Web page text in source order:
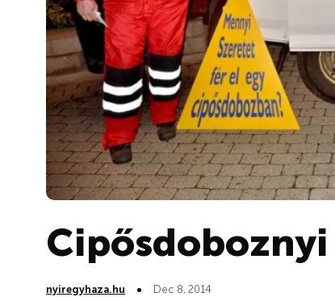
nyiregyhaza.hu Dec 8, 2014